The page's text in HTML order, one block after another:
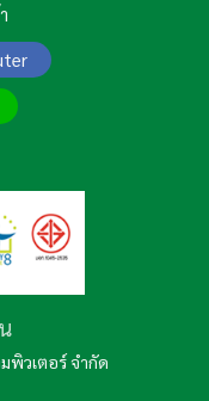
พิวเตอร์ จำกัด